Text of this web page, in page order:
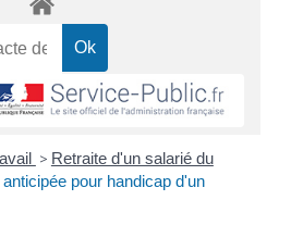
> Retraite d'un salarié du
pour handicap d'un